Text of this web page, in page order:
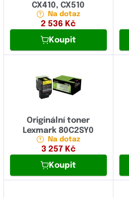
CX410, CX510
Na dotaz
2 536 Kč
Koupit
Originální toner
Lexmark 80C2SY0
Na dotaz
3 257 Kč
Koupit